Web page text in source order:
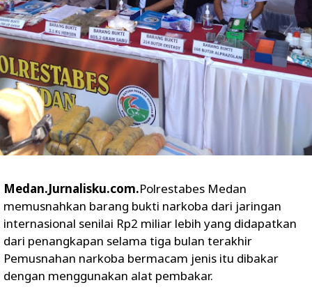
Medan.Jurnalisku.com.Polrestabes Medan
memusnahkan barang bukti narkoba dari jaringan
internasional senilai Rp2 miliar lebih yang didapatkan
dari penangkapan selama tiga bulan terakhir
Pemusnahan narkoba bermacam jenis itu dibakar
dengan menggunakan alat pembakar.